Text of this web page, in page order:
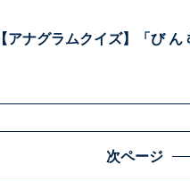
【アナグラムクイズ】「び
次ページ